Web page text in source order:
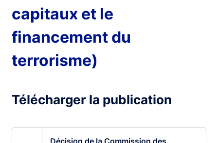
capitaux et le
financement du
terrorisme)
Télécharger la publication
Décision de la Commission des